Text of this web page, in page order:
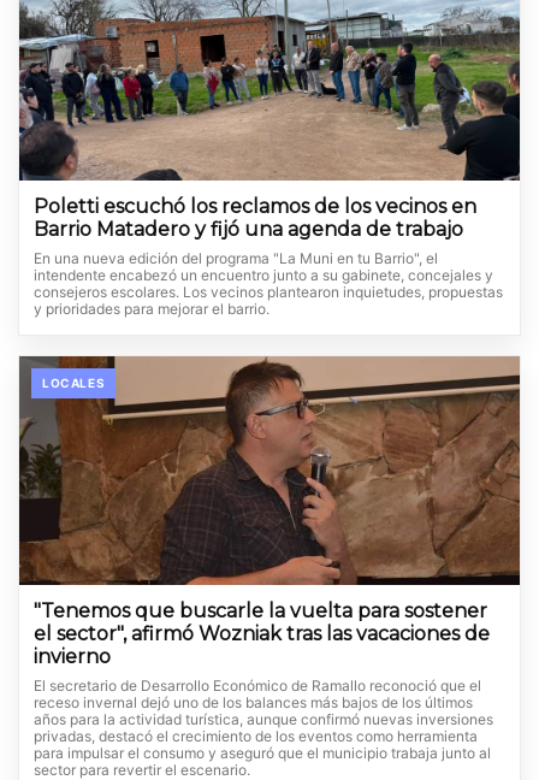
Poletti escuchó los reclamos de los vecinos en
Barrio Matadero y fijó una agenda de trabajo
En una nueva edición del programa "La Muni en tu Barrio", el
intendente encabezó un encuentro junto a su gabinete, concejales y
consejeros escolares. Los vecinos plantearon inquietudes, propuestas
y prioridades para mejorar el barrio.
LOCALES
"Tenemos que buscarle la vuelta para sostener
el sector", afirmó Wozniak tras las vacaciones de
invierno
El secretario de Desarrollo Económico de Ramallo reconoció que el
receso invernal dejó uno de los balances más bajos de los últimos
años para la actividad turística, aunque confirmó nuevas inversiones
privadas, destacó el crecimiento de los eventos como herramienta
para impulsar el consumo y aseguró que el municipio trabaja junto al
sector para revertir el escenario.